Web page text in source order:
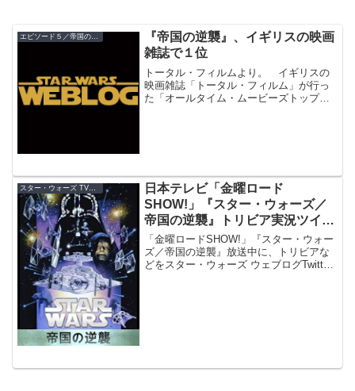
エピソード５／帝国の逆襲
『帝国の逆襲』、イギリスの映画
雑誌で１位
トータル・フィルムより。 イギリスの
映画雑誌「トータル・フィルム」が行っ
た「オールタイム・ムービーズトップ１
日本テレビ「金曜ロード
SHOW!」『スター・ウォーズ／
帝国の逆襲』トリビア実況ツイー
トまとめ
「金曜ロードSHOW!」『スター・ウォー
ズ／帝国の逆襲』放送中に、トリビアな
どをスター・ウォーズ ウェブログTwitter